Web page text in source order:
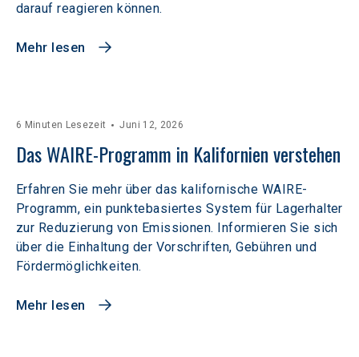
darauf reagieren können.
Mehr lesen
6 Minuten Lesezeit Juni 12, 2026
Das WAIRE-Programm in Kalifornien verstehen
Erfahren Sie mehr über das kalifornische WAIRE-
Programm, ein punktebasiertes System für Lagerhalter
zur Reduzierung von Emissionen. Informieren Sie sich
über die Einhaltung der Vorschriften, Gebühren und
Fördermöglichkeiten.
Mehr lesen